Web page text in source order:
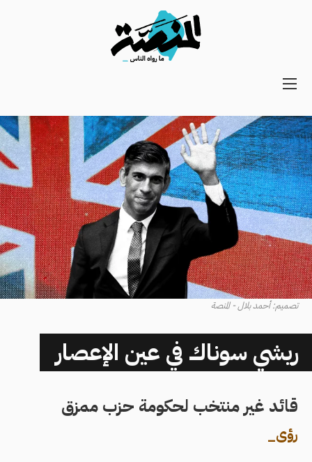
Main
Secondary
Navigation
تصميم: أحمد بلال - المنصة
ريشي سوناك في عين الإعصار
قائد غير منتخب لحكومة حزب ممزق
رؤى_